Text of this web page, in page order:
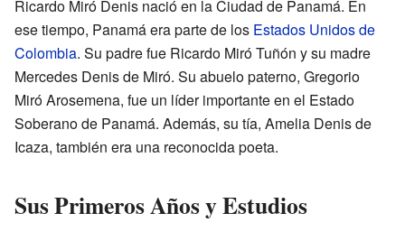
Ricardo Miró Denis nació en la Ciudad de Panamá. En
ese tiempo, Panamá era parte de los Estados Unidos de
Colombia. Su padre fue Ricardo Miró Tuñón y su madre
Mercedes Denis de Miró. Su abuelo paterno, Gregorio
Miró Arosemena, fue un líder importante en el Estado
Soberano de Panamá. Además, su tía, Amelia Denis de
Icaza, también era una reconocida poeta.
Sus Primeros Años y Estudios